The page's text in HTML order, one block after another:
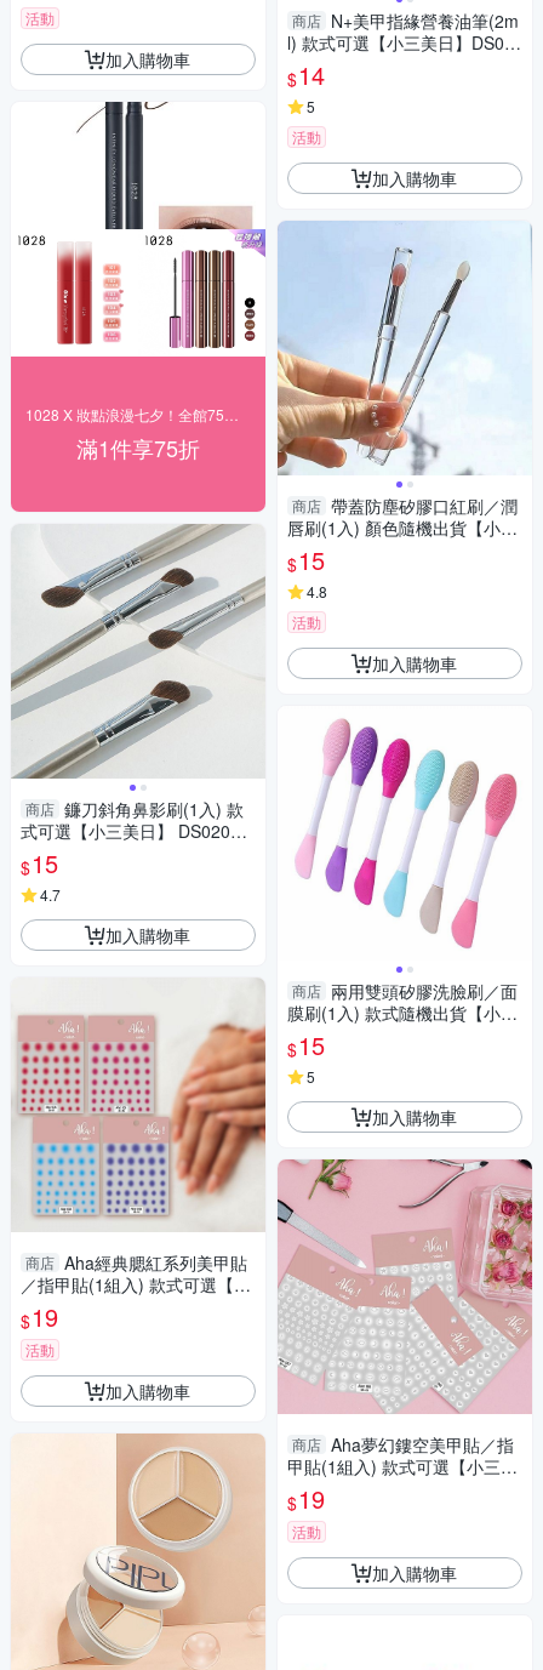
活動
加入購物車
滿1件享75折
商店 鐮刀斜角鼻影刷(1入) 款
式可選【小三美日】 DS02016
1 底妝
$15
4.7
加入購物車
商店 Aha經典腮紅系列美甲貼
／指甲貼(1組入) 款式可選【小
三美日】 DS018343
$19
活動
加入購物車
商店 N+美甲指緣營養油筆(2m
l) 款式可選【小三美日】DS02
1049
$14
5
活動
加入購物車
商店 帶蓋防塵矽膠口紅刷／潤
唇刷(1入) 顏色隨機出貨【小三
美日】 DS022118
$15
4.8
活動
加入購物車
商店 兩用雙頭矽膠洗臉刷／面
膜刷(1入) 款式隨機出貨【小三
美日】 DS016673
$15
5
加入購物車
商店 Aha夢幻鏤空美甲貼／指
甲貼(1組入) 款式可選【小三美
日】 DS018333
$19
活動
加入購物車